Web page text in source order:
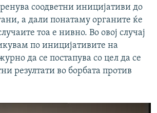
соодветни иницијативи до
а дали понатаму органите ќе
тоа е нивно. Во овој случај
по иницијативите на
да се постапува со цел да се
резултати во борбата против